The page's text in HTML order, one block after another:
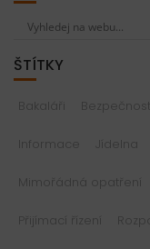
ŠTÍTKY
Bakaláři Bezpečnost
Informace Jídelna
Mimořádná opatření
Přijímací řízení